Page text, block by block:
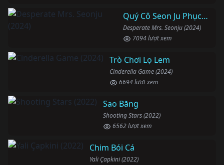
Quý Cô Seon Ju Phục Thù
Desperate Mrs. Seonju (2024)
7094 lượt xem
Trò Chơi Lọ Lem
Cinderella Game (2024)
6694 lượt xem
Sao Băng
Shooting Stars (2022)
6562 lượt xem
Chim Bói Cá
Yali Çapkini (2022)